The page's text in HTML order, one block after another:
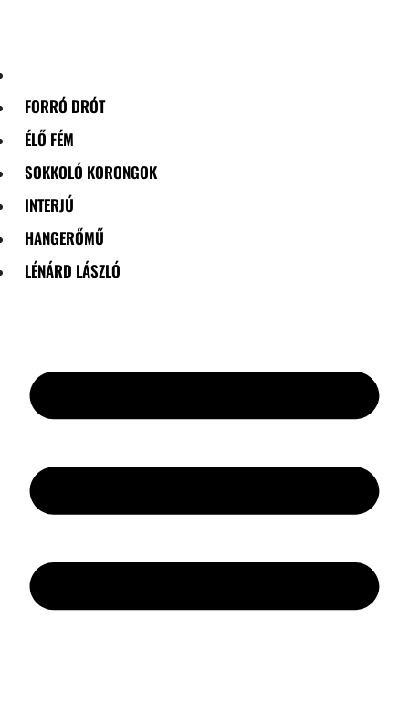
FORRÓ DRÓT
ÉLŐ FÉM
SOKKOLÓ KORONGOK
INTERJÚ
HANGERŐMŰ
LÉNÁRD LÁSZLÓ